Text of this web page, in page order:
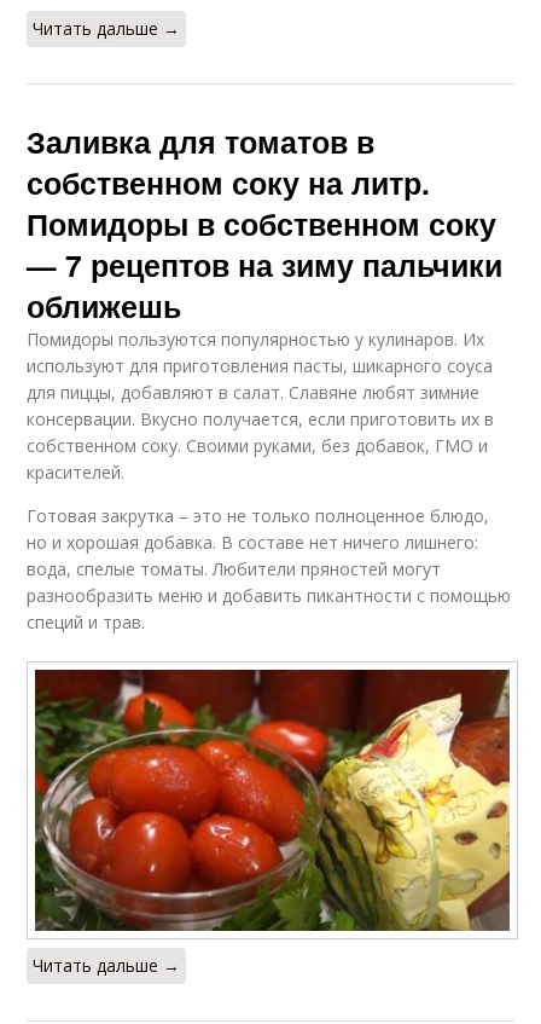
Читать дальше →
Заливка для томатов в
собственном соку на литр.
Помидоры в собственном соку
— 7 рецептов на зиму пальчики
оближешь
Помидоры пользуются популярностью у кулинаров. Их
используют для приготовления пасты, шикарного соуса
для пиццы, добавляют в салат. Славяне любят зимние
консервации. Вкусно получается, если приготовить их в
собственном соку. Своими руками, без добавок, ГМО и
красителей.
Готовая закрутка – это не только полноценное блюдо,
но и хорошая добавка. В составе нет ничего лишнего:
вода, спелые томаты. Любители пряностей могут
разнообразить меню и добавить пикантности с помощью
специй и трав.
Читать дальше →